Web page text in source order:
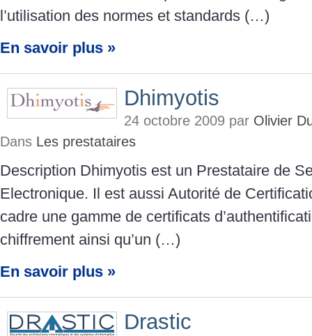
l’utilisation des normes et standards (…)
En savoir plus »
Dhimyotis
24 octobre 2009 par Olivier
Dans Les prestataires
Description Dhimyotis est un Prestataire de
Electronique. Il est aussi Autorité de
cadre une gamme de certificats
chiffrement ainsi qu’un (…)
En savoir plus »
Drastic